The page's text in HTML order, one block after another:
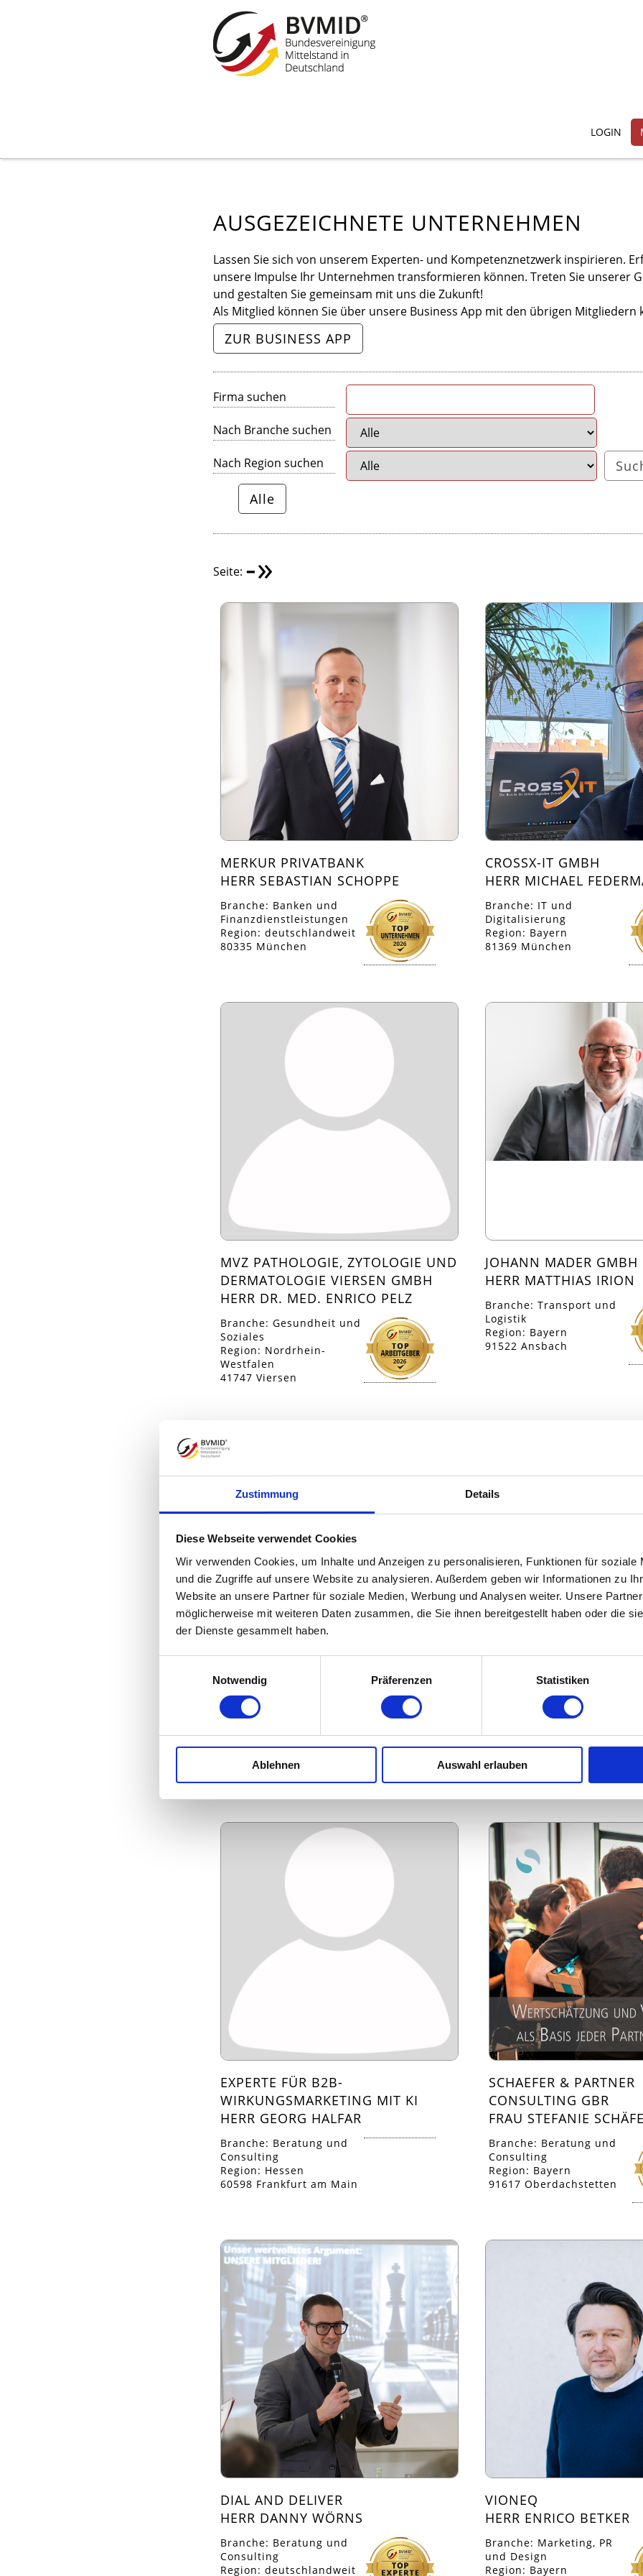
Zustimmung Details
Diese Webseite verwendet Cookies
Wir verwenden Cookies, um Inhalte und Anzeigen zu personalisieren, Funktionen für soziale
und die Zugriffe auf unsere Website zu analysieren. Außerdem geben wir Informationen zu
Website an unsere Partner für soziale Medien, Werbung und Analysen weiter. Unsere
möglicherweise mit weiteren Daten zusammen, die Sie ihnen bereitgestellt haben oder die
der Dienste gesammelt haben.
Notwendig
Präferenzen Statistiken
Ablehnen Auswahl erlauben
LOGIN
AUSGEZEICHNETE UNTERNEHMEN
Lassen Sie sich von unserem Experten- und Kompetenznetzwerk inspirieren.
unsere Impulse Ihr Unternehmen transformieren können. Treten Sie unserer
und gestalten Sie gemeinsam mit uns die Zukunft!
Als Mitglied können Sie über unsere Business App mit den übrigen Mitgliedern
ZUR BUSINESS APP
Firma suchen
Nach Branche suchen
Nach Region suchen
Alle
Seite: -»
MERKUR PRIVATBANK
HERR SEBASTIAN SCHOPPE
Branche: Banken und
Finanzdienstleistungen
Region: deutschlandweit
80335 München
CROSSX-IT GMBH
HERR MICHAEL
Branche: IT und
Digitalisierung
Region: Bayern
81369 München
MVZ PATHOLOGIE, ZYTOLOGIE UND
DERMATOLOGIE VIERSEN GMBH
HERR DR. MED. ENRICO PELZ
Branche: Gesundheit und
Soziales
Region: Nordrhein-
Westfalen
41747 Viersen
JOHANN MADER GMBH
HERR MATTHIAS IRION
Branche: Transport und
Logistik
Region: Bayern
91522 Ansbach
EINFACHMARKETING 10X GMBH
HERR MARIO BERNEGGER
und Design
Region: Österreich
1030 Wien
BRAUEREI MAISEL
HERR MICHAEL
und Handel
Region: Bayern
95445 Bayreuth
EXPERTE FÜR B2B-
WIRKUNGSMARKETING MIT KI
HERR GEORG HALFAR
Branche: Beratung und
Consulting
Region: Hessen
60598 Frankfurt am Main
SCHAEFER & PARTNER
CONSULTING GBR
FRAU STEFANIE
Branche: Beratung und
Consulting
Region: Bayern
91617 Oberdachstetten
DIAL AND DELIVER
HERR DANNY WÖRNS
Branche: Beratung und
Consulting
Region: deutschlandweit
VIONEQ
HERR ENRICO BETKER
Branche: Marketing, PR
und Design
Region: Bayern